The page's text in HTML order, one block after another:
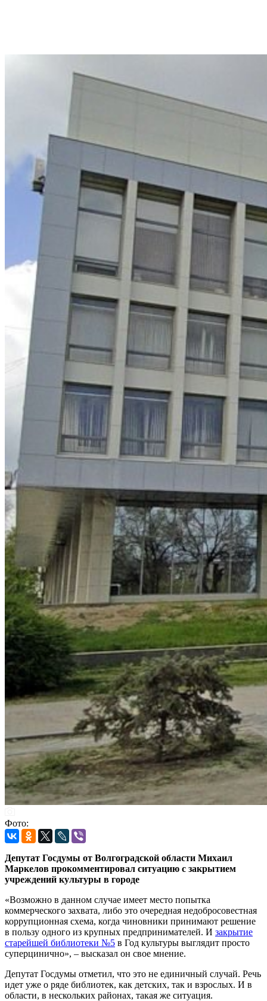
Фото:
Депутат Госдумы от Волгоградской области Михаил
Маркелов прокомментировал ситуацию с закрытием
учреждений культуры в городе
«Возможно в данном случае имеет место попытка
коммерческого захвата, либо это очередная недобросовестная
коррупционная схема, когда чиновники принимают решение
в пользу одного из крупных предпринимателей. И закрытие
старейшей библиотеки №5 в Год культуры выглядит просто
суперцинично», – высказал он свое мнение.
Депутат Госдумы отметил, что это не единичный случай. Речь
идет уже о ряде библиотек, как детских, так и взрослых. И в
области, в нескольких районах, такая же ситуация.